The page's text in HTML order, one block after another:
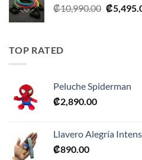
₡10,990.00 El
₡
TOP RATED
Peluche Spiderman
₡2,890.00
Llavero Alegría
₡890.00